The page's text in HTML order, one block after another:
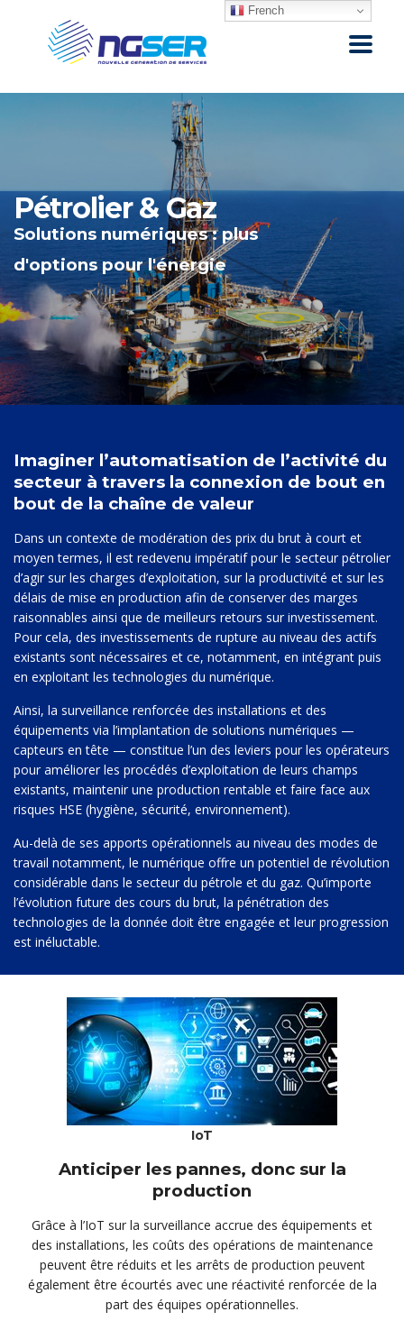
Pétrolier & Gaz
Solutions numériques : plus
d'options pour l'énergie
Imaginer l’automatisation de l’activité du
secteur à travers la connexion de bout en
bout de la chaîne de valeur
Dans un contexte de modération des prix du brut à court et
moyen termes, il est redevenu impératif pour le secteur pétrolier
d’agir sur les charges d’exploitation, sur la productivité et sur les
délais de mise en production afin de conserver des marges
raisonnables ainsi que de meilleurs retours sur investissement.
Pour cela, des investissements de rupture au niveau des actifs
existants sont nécessaires et ce, notamment, en intégrant puis
en exploitant les technologies du numérique.
Ainsi, la surveillance renforcée des installations et des
équipements via l’implantation de solutions numériques —
capteurs en tête — constitue l’un des leviers pour les opérateurs
pour améliorer les procédés d’exploitation de leurs champs
existants, maintenir une production rentable et faire face aux
risques HSE (hygiène, sécurité, environnement).
Au-delà de ses apports opérationnels au niveau des modes de
travail notamment, le numérique offre un potentiel de révolution
considérable dans le secteur du pétrole et du gaz. Qu’importe
l’évolution future des cours du brut, la pénétration des
technologies de la donnée doit être engagée et leur progression
est inéluctable.
IoT
Anticiper les pannes, donc sur la
production
Grâce à l’IoT sur la surveillance accrue des équipements et
des installations, les coûts des opérations de maintenance
peuvent être réduits et les arrêts de production peuvent
également être écourtés avec une réactivité renforcée de la
part des équipes opérationnelles.
French